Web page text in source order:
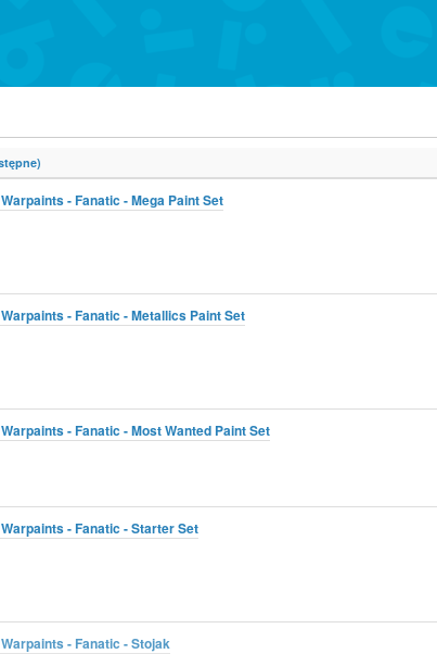
- Fanatic - Mega Paint Set
- Fanatic - Metallics Paint Set
- Fanatic - Most Wanted Paint Set
- Fanatic - Starter Set
- Fanatic - Stojak